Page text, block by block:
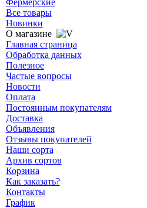
Фермерские
Все товары
Новинки
О магазине
Главная страница
Обработка данных
Полезное
Частые вопросы
Новости
Оплата
Постоянным покупателям
Доставка
Объявления
Отзывы покупателей
Наши сорта
Архив сортов
Корзина
Как заказать?
Контакты
График